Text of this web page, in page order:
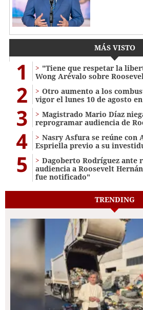
MÁS VISTO
1
"Tiene que respetar la
Wong Arévalo sobre
2
Otro aumento a los
vigor el lunes 10 de agosto
3
Magistrado Mario Díaz
reprogramar audiencia de
4
Nasry Asfura se reúne con
Espriella previo a su
5
Dagoberto Rodríguez ante
audiencia a Roosevelt
fue notificado"
TRENDING